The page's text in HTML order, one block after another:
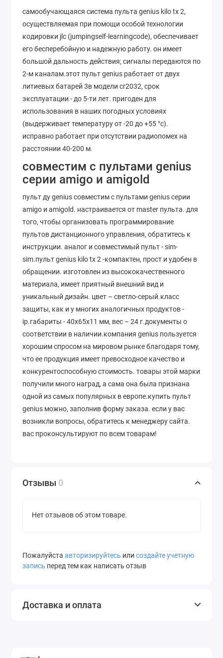
самообучающаяся система пульта genius kilo tx 2,
осуществляемая при помощи особой технологии
кодировки jlc (jumpingself-learningcode), обеспечивает
его бесперебойную и надежную работу. он имеет
большой дальность действия; сигналы передаются по
2-м каналам.этот пульт genius работает от двух
литиевых батарей 3в модели cr2032, срок
эксплуатации - до 5-ти лет. пригоден для
использования в наших погодных условиях
(выдерживает температуру от -20 до +55 °c).
исправно работает при отсутствии радиопомех на
расстоянии 40-200 м.
совместим с пультами genius
серии amigo и amigold
пульт ду genius совместим с пультами genius серии
amigo и amigold. настраивается от master пульта. для
того, чтобы организовать программирование
пультов дистанционного управления, обратитесь к
инструкции. аналог и совместимый пульт - sim-
sim.пульт genius kilo tx 2 -компактен, прост и удобен в
обращении. изготовлен из высококачественного
материала, имеет приятный внешний вид и
уникальный дизайн. цвет – светло-серый.класс
защиты, как и у многих аналогичных продуктов -
ip.габариты - 40х65х11 мм, вес – 24 г.документы о
соответствии в наличии.компания genius пользуется
хорошим спросом на мировом рынке благодаря тому,
что ее продукция имеет превосходное качество и
конкурентоспособную стоимость. товары этой марки
получили много наград, а сама она была признана
одной из самых популярных в европе.купить пульт
genius можно, заполнив форму заказа. если у вас
возникли вопросы, обратитесь к менеджеру сайта.
вас проконсультируют по всем товарам!
Отзывы 0
Нет отзывов об этом товаре.
Пожалуйста авторизируйтесь или создайте учетную
запись перед тем как написать отзыв
Доставка и оплата